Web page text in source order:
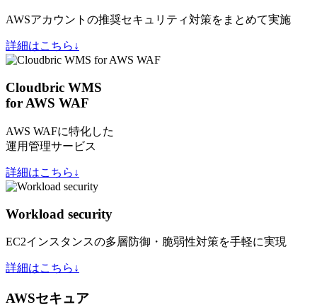
AWSアカウントの推奨セキュリティ対策をまとめて実施
詳細はこちら↓
Cloudbric WMS
for AWS WAF
AWS WAFに特化した
運用管理サービス
詳細はこちら↓
Workload security
EC2インスタンスの多層防御・脆弱性対策を手軽に実現
詳細はこちら↓
AWSセキュア